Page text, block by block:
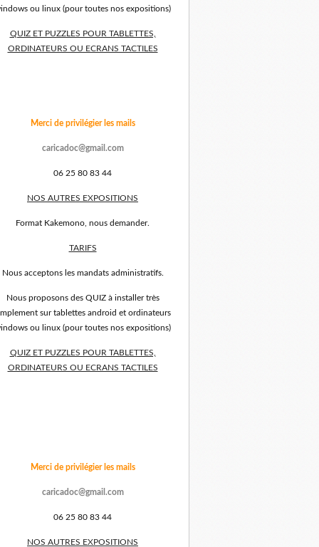
ou linux (pour toutes nos expositions)
QUIZ ET PUZZLES POUR TABLETTES,
ORDINATEURS OU ECRANS TACTILES
Merci de privilégier les mails
caricadoc@gmail.com
06 25 80 83 44
NOS AUTRES EXPOSITIONS
Format Kakemono, nous demander.
TARIFS
Nous acceptons les mandats administratifs.
Nous proposons des QUIZ à installer très
sur tablettes android et ordinateurs
ou linux (pour toutes nos expositions)
QUIZ ET PUZZLES POUR TABLETTES,
ORDINATEURS OU ECRANS TACTILES
Merci de privilégier les mails
caricadoc@gmail.com
06 25 80 83 44
NOS AUTRES EXPOSITIONS